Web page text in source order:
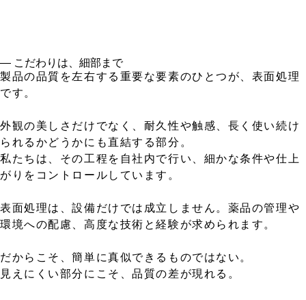
― こだわりは、細部まで
製品の品質を左右する重要な要素のひとつが、表面処理
です。
外観の美しさだけでなく、耐久性や触感、長く使い続け
られるかどうかにも直結する部分。
私たちは、その工程を自社内で行い、細かな条件や仕上
がりをコントロールしています。
表面処理は、設備だけでは成立しません。薬品の管理や
環境への配慮、高度な技術と経験が求められます。
だからこそ、簡単に真似できるものではない。
見えにくい部分にこそ、品質の差が現れる。